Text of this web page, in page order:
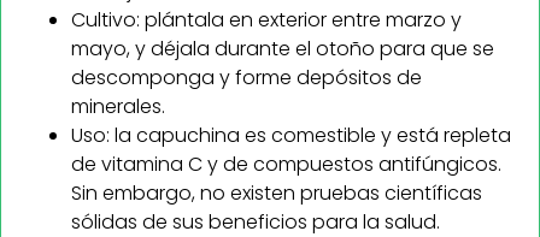
Cultivo: plántala en exterior entre marzo y
mayo, y déjala durante el otoño para que se
descomponga y forme depósitos de
minerales.
Uso: la capuchina es comestible y está repleta
de vitamina C y de compuestos antifúngicos.
Sin embargo, no existen pruebas científicas
sólidas de sus beneficios para la salud.